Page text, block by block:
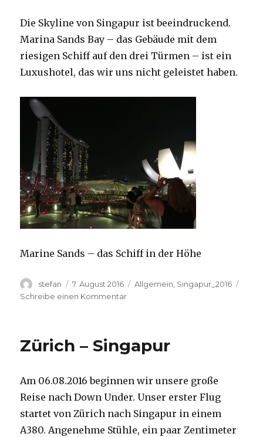
Die Skyline von Singapur ist beeindruckend.
Marina Sands Bay – das Gebäude mit dem
riesigen Schiff auf den drei Türmen – ist ein
Luxushotel, das wir uns nicht geleistet haben.
Marine Sands – das Schiff in der Höhe
Autor
stefan
Veröffentlicht
am
7. August 2016 Kategorien
Allgemein Singapur_2016
Schreibe einen Kommentarzu
Zürich – Singapur
Am 06.08.2016 beginnen wir unsere große
Reise nach Down Under. Unser erster Flug
startet von Zürich nach Singapur in einem
A380. Angenehme Stühle, ein paar Zentimeter